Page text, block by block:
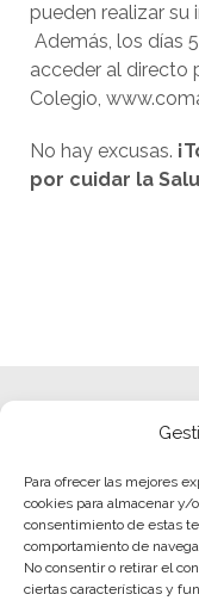
Para ofrecer las mejores
cookies para almacenar y/
consentimiento de estas
comportamiento de
No consentir o retirar el
ciertas características y
pueden realizar su
Además, los días
acceder al directo
Colegio,
No hay excusas.
por cuidar la